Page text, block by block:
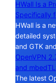
HWall Is a
Specifically
HWall is a
detailed
and GTK
OpenVPN
and
The latest